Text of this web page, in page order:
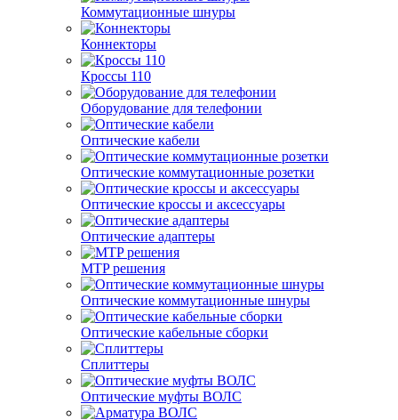
Коммутационные шнуры
Коннекторы
Кроссы 110
Оборудование для телефонии
Оптические кабели
Оптические коммутационные розетки
Оптические кроссы и аксессуары
Оптические адаптеры
MTP решения
Оптические коммутационные шнуры
Оптические кабельные сборки
Сплиттеры
Оптические муфты ВОЛС